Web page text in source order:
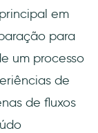
em
para
um processo
de
de fluxos